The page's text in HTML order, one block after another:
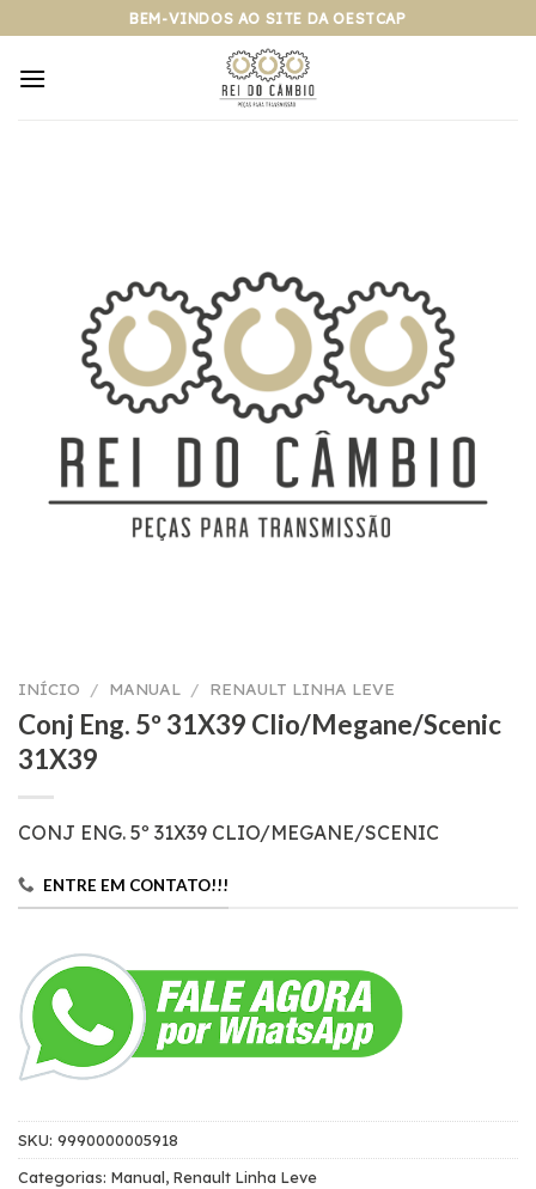
para
BEM-VINDOS AO SITE DA OESTCAP
INÍCIO / MANUAL / RENAULT LINHA LEVE
Conj Eng. 5º 31X39 Clio/Megane/Scenic
31X39
CONJ ENG. 5º 31X39 CLIO/MEGANE/SCENIC
ENTRE EM CONTATO!!!
SKU: 9990000005918
Categorias: Manual, Renault Linha Leve